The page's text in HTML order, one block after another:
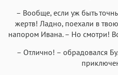
– Вообще, если уж быть
жертв! Ладно, поехали в
напором Ивана. – Но смотри!
– Отлично! – обрадовался